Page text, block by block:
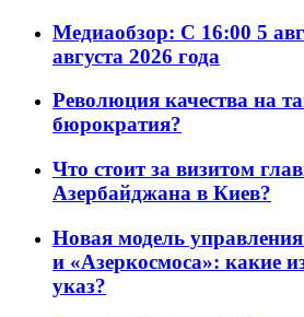
Медиаобзор: С 16:00 5
августа 2026 года
Революция качества на
бюрократия?
Что стоит за визитом
Азербайджана в Киев?
Новая модель
и «Азеркосмоса»: какие
указ?